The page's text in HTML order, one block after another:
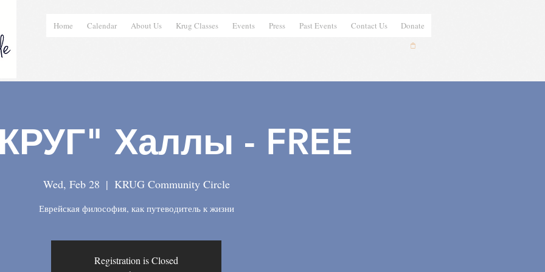
Home Calendar About Us Krug Classes Events Press Past Events Contact Us Donate
Халлы - FREE
Wed, Feb 28
  |
KRUG Community Circle
Еврейская философия, как путеводитель к жизни
Registration is Closed